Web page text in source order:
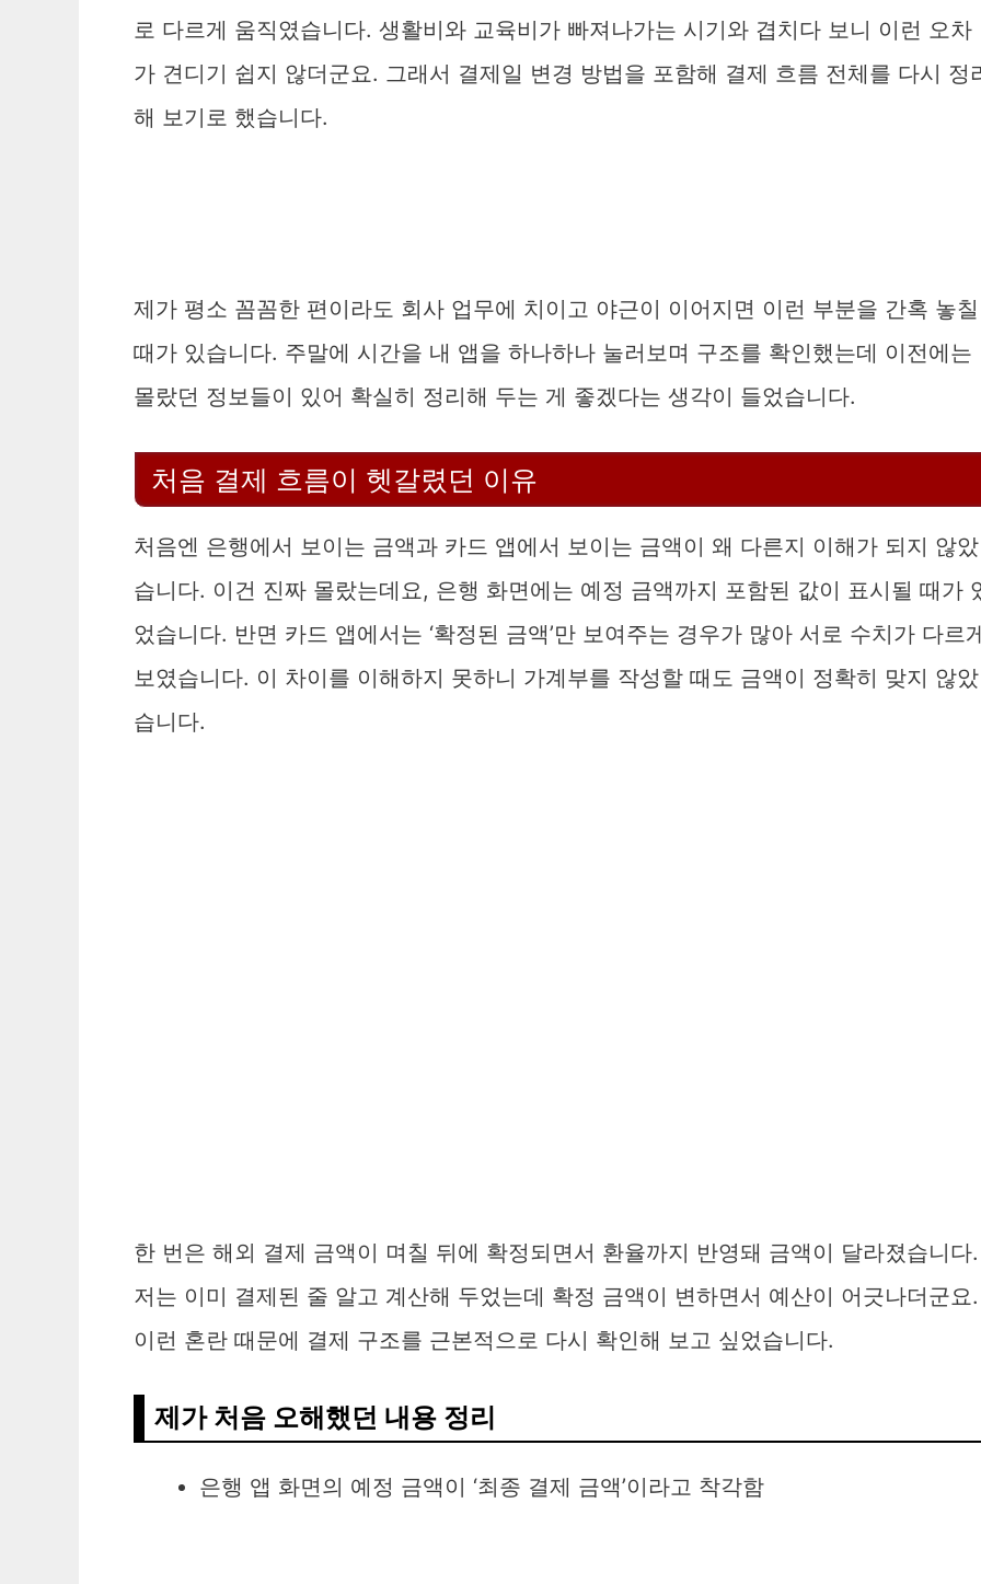
로 다르게 움직였습니다. 생활비와 교육비가 빠져나가는 시기와 겹치다 보니 이런 오차
가 견디기 쉽지 않더군요. 그래서 결제일 변경 방법을 포함해 결제 흐름 전체를 다시 정
해 보기로 했습니다.
제가 평소 꼼꼼한 편이라도 회사 업무에 치이고 야근이 이어지면 이런 부분을 간혹 놓칠
때가 있습니다. 주말에 시간을 내 앱을 하나하나 눌러보며 구조를 확인했는데 이전에는
몰랐던 정보들이 있어 확실히 정리해 두는 게 좋겠다는 생각이 들었습니다.
처음 결제 흐름이 헷갈렸던 이유
처음엔 은행에서 보이는 금액과 카드 앱에서 보이는 금액이 왜 다른지 이해가 되지 않았
습니다. 이건 진짜 몰랐는데요, 은행 화면에는 예정 금액까지 포함된 값이 표시될 때가
었습니다. 반면 카드 앱에서는 ‘확정된 금액’만 보여주는 경우가 많아 서로 수치가 다르
보였습니다. 이 차이를 이해하지 못하니 가계부를 작성할 때도 금액이 정확히 맞지 않았
습니다.
한 번은 해외 결제 금액이 며칠 뒤에 확정되면서 환율까지 반영돼 금액이 달라졌습니다.
저는 이미 결제된 줄 알고 계산해 두었는데 확정 금액이 변하면서 예산이 어긋나더군요.
이런 혼란 때문에 결제 구조를 근본적으로 다시 확인해 보고 싶었습니다.
제가 처음 오해했던 내용 정리
은행 앱 화면의 예정 금액이 ‘최종 결제 금액’이라고 착각함